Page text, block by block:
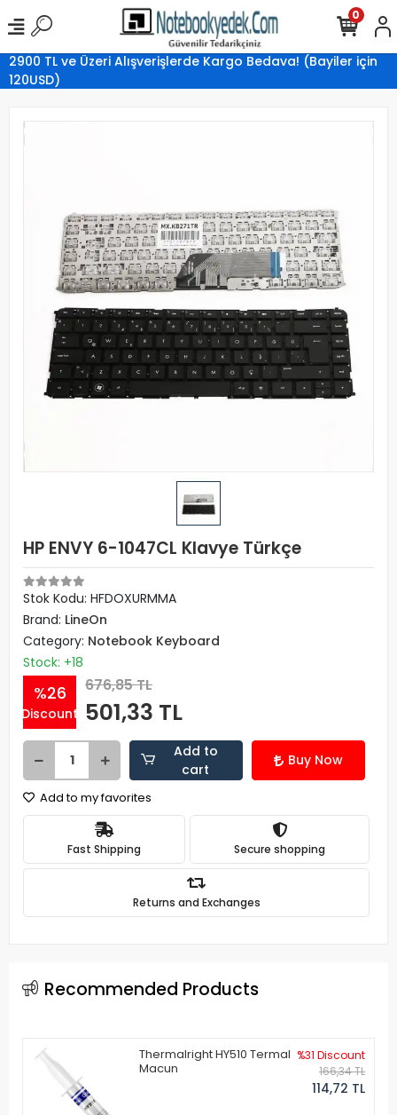
2900 TL ve Üzeri Alışverişlerde Kargo Bedava! (Bayiler için
120USD)
0
HP ENVY 6-1047CL Klavye Türkçe
Stok Kodu: HFDOXURMMA
Brand: LineOn
Category: Notebook Keyboard
Stock: +18
%26
Discount
676,85 TL
501,33 TL
Add to
cart
Buy Now
Add to my favorites
Fast Shipping Secure shopping
Returns and Exchanges
Recommended Products
Thermalright HY510 Termal
Macun
%31 Discount
166,34 TL
114,72 TL